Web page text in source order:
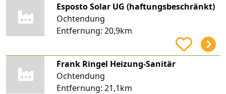
Esposto Solar UG (haftungsbeschränkt)
Ochtendung
Entfernung: 20,9km
Frank Ringel Heizung-Sanitär
Ochtendung
Entfernung: 21,1km